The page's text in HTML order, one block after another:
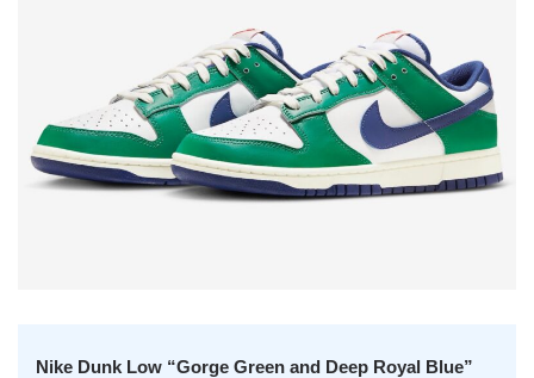
Nike Dunk Low “Gorge Green and Deep Royal Blue”